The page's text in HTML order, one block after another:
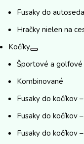
Fusaky do
Hračky nielen na
Kočíky
Športové a golfové
Kombinované
Fusaky do kočíkov
Fusaky do kočíkov
Fusaky do kočíkov